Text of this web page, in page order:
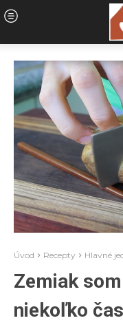
Úvod Recepty Hlavné
Zemiak
niekoľko